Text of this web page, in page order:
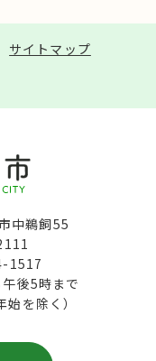
サイトマップ
中鵜飼55
1517
後5時まで
始を除く）